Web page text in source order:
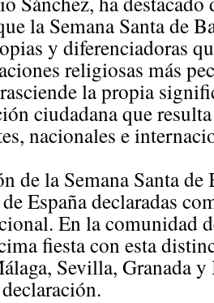
la Semana Santa de
y diferenciadoras
religiosas más
la propia
ciudadana que
nacionales e
de la Semana Santa de
España declaradas
En la comunidad
fiesta con esta
Sevilla, Granada